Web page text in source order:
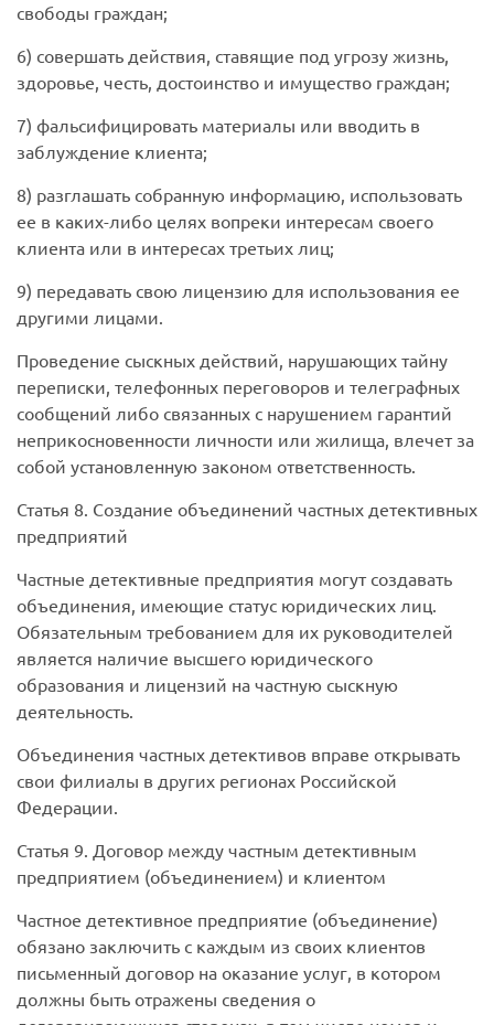
свободы граждан;
6) совершать действия, ставящие под угрозу жизнь,
здоровье, честь, достоинство и имущество граждан;
7) фальсифицировать материалы или вводить в
заблуждение клиента;
8) разглашать собранную информацию, использовать
ее в каких-либо целях вопреки интересам своего
клиента или в интересах третьих лиц;
9) передавать свою лицензию для использования ее
другими лицами.
Проведение сыскных действий, нарушающих тайну
переписки, телефонных переговоров и телеграфных
сообщений либо связанных с нарушением гарантий
неприкосновенности личности или жилища, влечет за
собой установленную законом ответственность.
Статья 8. Создание объединений частных детективных
предприятий
Частные детективные предприятия могут создавать
объединения, имеющие статус юридических лиц.
Обязательным требованием для их руководителей
является наличие высшего юридического
образования и лицензий на частную сыскную
деятельность.
Объединения частных детективов вправе открывать
свои филиалы в других регионах Российской
Федерации.
Статья 9. Договор между частным детективным
предприятием (объединением) и клиентом
Частное детективное предприятие (объединение)
обязано заключить с каждым из своих клиентов
письменный договор на оказание услуг, в котором
должны быть отражены сведения о